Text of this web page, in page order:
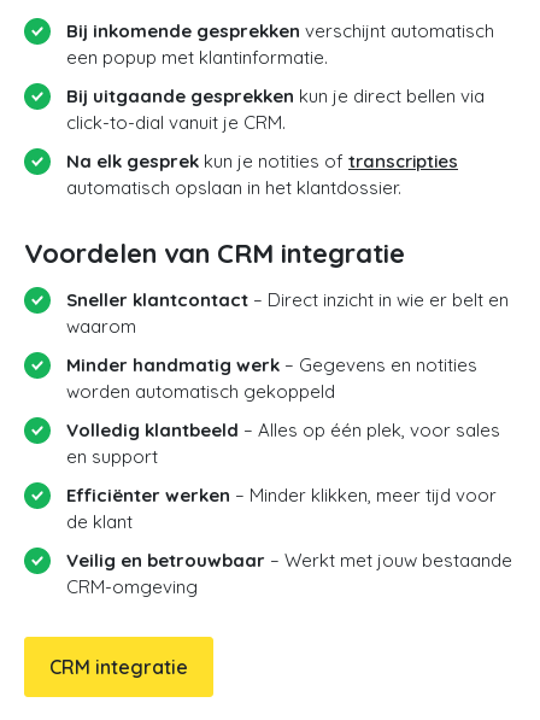
Bij inkomende gesprekken verschijnt automatisch
een popup met klantinformatie.
Bij uitgaande gesprekken kun je direct bellen via
click-to-dial vanuit je CRM.
Na elk gesprek kun je notities of transcripties
automatisch opslaan in het klantdossier.
Voordelen van CRM integratie
Sneller klantcontact – Direct inzicht in wie er belt en
waarom
Minder handmatig werk – Gegevens en notities
worden automatisch gekoppeld
Volledig klantbeeld – Alles op één plek, voor sales
en support
Efficiënter werken – Minder klikken, meer tijd voor
de klant
Veilig en betrouwbaar – Werkt met jouw bestaande
CRM-omgeving
CRM integratie